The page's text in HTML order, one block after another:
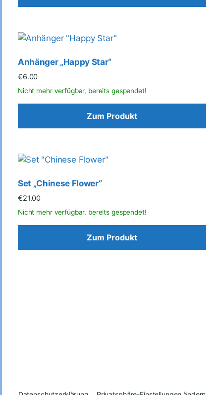
Anhänger „Happy Star“
€6.00
Zum Produkt
Set „Chinese Flower“
€21.00
Zum Produkt